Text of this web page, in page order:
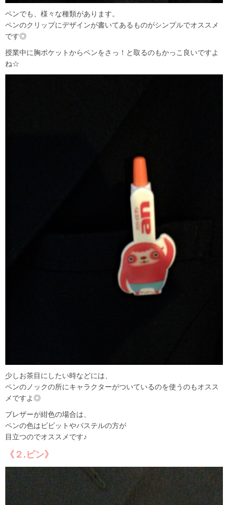
ペンでも、様々な種類があります。
ペンのクリップにデザインが書いてあるものがシンプルでオススメ
です◎
授業中に胸ポケットからペンをさっ！と取るのもかっこ良いですよ
ね☆
少しお茶目にしたい時などには、
ペンのノックの所にキャラクターがついているのを使うのもオスス
メですよ◎
ブレザーが紺色の場合は、
ペンの色はビビットやパステルの方が
目立つのでオススメです♪
《２.ピン》